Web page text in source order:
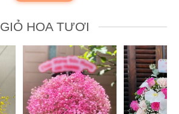
GIỎ HOA TƯƠI